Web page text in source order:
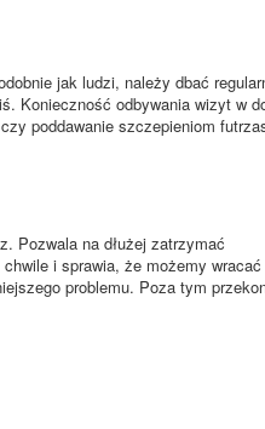
jak ludzi, należy dbać
Konieczność odbywania wizyt w
poddawanie szczepieniom
Pozwala na dłużej zatrzymać
i sprawia, że możemy
problemu. Poza tym